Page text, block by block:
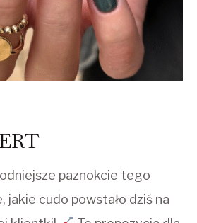
paznokcie tego
jakie cudo powstało dziś na